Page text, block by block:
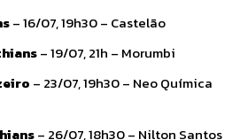
– 16/07, 19h30 – Castelão
– 19/07, 21h – Morumbi
– 23/07, 19h30 – Neo Química
– 26/07, 18h30 – Nilton Santos